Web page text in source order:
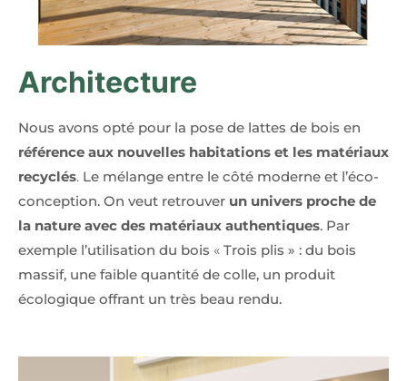
Architecture
Nous avons opté pour la pose de lattes de bois en
référence aux nouvelles habitations et les matériaux
recyclés. Le mélange entre le côté moderne et l’éco-
conception. On veut retrouver un univers proche de
la nature avec des matériaux authentiques. Par
exemple l’utilisation du bois « Trois plis » : du bois
massif, une faible quantité de colle, un produit
écologique offrant un très beau rendu.